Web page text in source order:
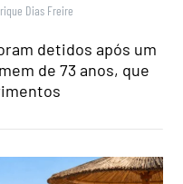
Dias Freire
detidos após um
de 73 anos, que